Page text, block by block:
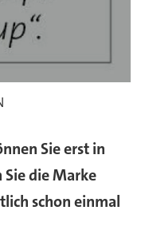
Sie erst in
Sie die Marke
schon einmal